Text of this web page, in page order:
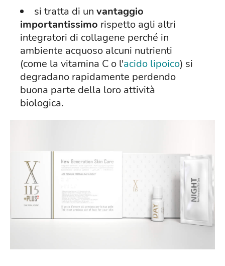
si tratta di un vantaggio
importantissimo rispetto agli altri
integratori di collagene perché in
ambiente acquoso alcuni nutrienti
(come la vitamina C o l'acido lipoico) si
degradano rapidamente perdendo
buona parte della loro attività
biologica.